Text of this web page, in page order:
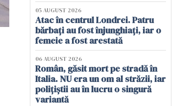
05 AUGUST 2026
Atac în centrul Londrei. Patru
bărbați au fost înjunghiați, iar o
femeie a fost arestată
06 AUGUST 2026
Român, găsit mort pe stradă în
Italia. NU era un om al străzii, iar
polițiștii au în lucru o singură
variantă